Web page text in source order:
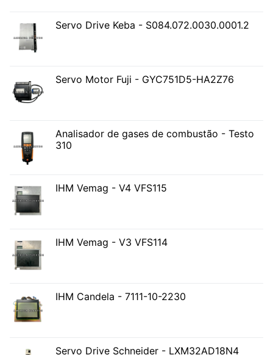
Servo Drive Keba - S084.072.0030.0001.2
Servo Motor Fuji - GYC751D5-HA2Z76
Analisador de gases de combustão - Testo
310
IHM Vemag - V4 VFS115
IHM Vemag - V3 VFS114
IHM Candela - 7111-10-2230
Servo Drive Schneider - LXM32AD18N4